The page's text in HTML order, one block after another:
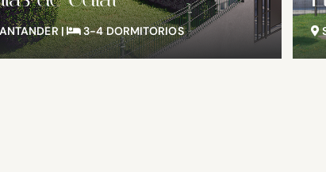
| 2-3-4 DORMITORIOS